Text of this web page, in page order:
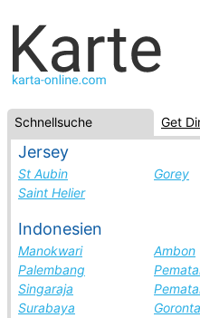
Schnellsuche Get
Jersey
St Aubin
Gorey
Saint Helier
Indonesien
Manokwari
Ambon
Palembang
Singaraja
Surabaya